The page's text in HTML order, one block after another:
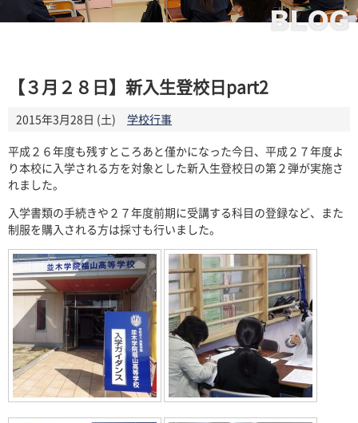
BLOG
【３月２８日】新入生登校日part2
2015年3月28日 (土)
学校行事
平成２６年度も残すところあと僅かになった今日、平成２７年度よ
り本校に入学される方を対象とした新入生登校日の第２弾が実施さ
れました。
入学書類の手続きや２７年度前期に受講する科目の登録など、また
制服を購入される方は採寸も行いました。